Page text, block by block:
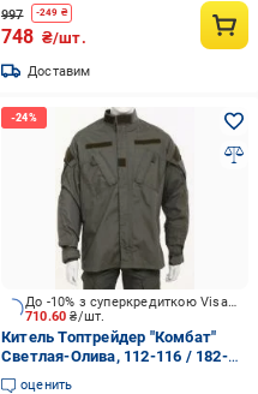
997 -249 ₴
748 ₴/шт.
Доставим
710.60₴/шт.
До -10% з суперкредиткою Visa Вигода
Китель Топтрейдер "Комбат"
Светлая-Олива, 112-116 / 182-
188cм р.XL
оценить